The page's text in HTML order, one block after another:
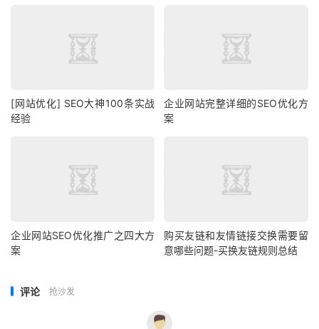
[网站优化] SEO大神100条实战
经验
企业网站完整详细的SEO优化方
案
企业网站SEO优化推广之四大方
案
购买友链和友情链接交换需要留
意哪些问题-买换友链规则总结
评论 抢沙发